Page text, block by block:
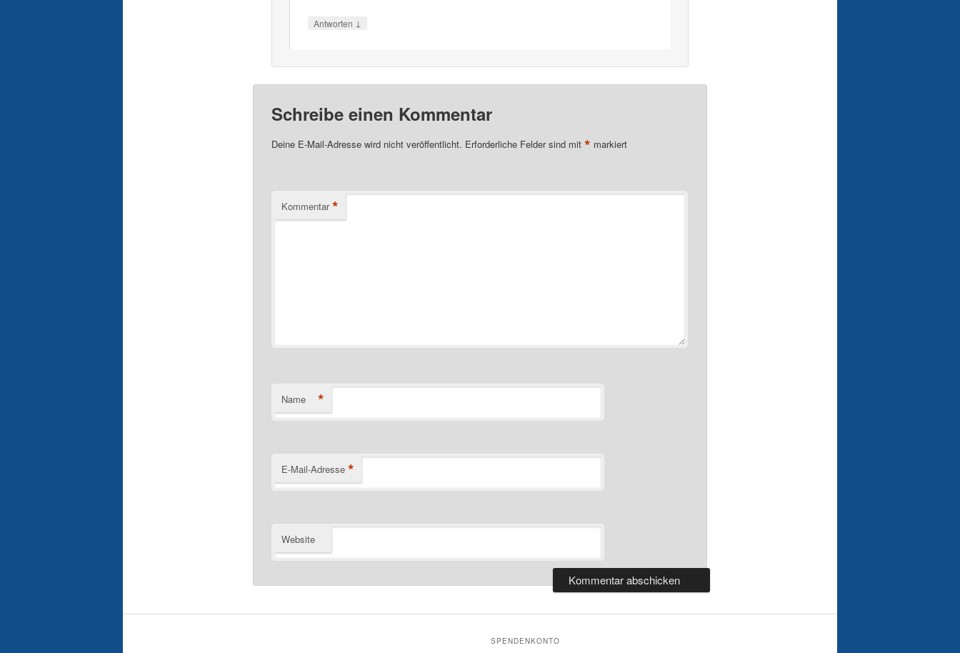
Antworten ↓
Schreibe einen Kommentar
Deine E-Mail-Adresse wird nicht veröffentlicht. Erforderliche Felder sind mit * markiert
Kommentar *
Name *
E-Mail-Adresse *
Website
SPENDENKONTO